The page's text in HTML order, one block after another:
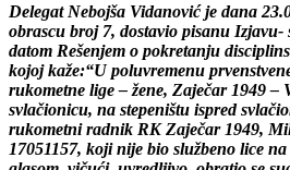
Delegat Nebojša Vidanović je dana
obrascu broj 7, dostavio pisanu Izjavu-
datom Rešenjem o pokretanju
kojoj kaže:“U poluvremenu
rukometne lige – žene, Zaječar 1949 –
svlačionicu, na stepeništu ispred
rukometni radnik RK Zaječar 1949,
17051157, koji nije bio službeno lice